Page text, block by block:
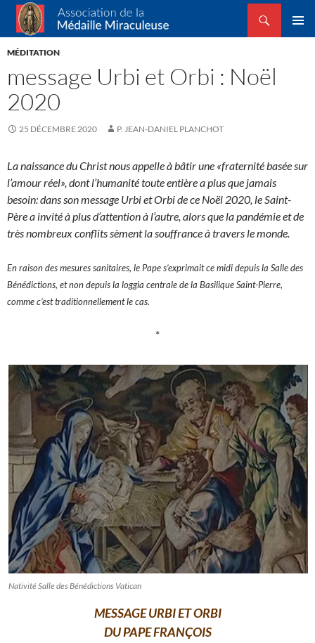
Association de la Médaille Miraculeuse
Recherche
ALLER
AU
MÉDITATION
message Urbi et Orbi : Noël
2020
25 DÉCEMBRE 2020 P. JEAN-DANIEL PLANCHOT
La naissance du Christ nous appelle à bâtir une «fraternité basée sur
l’amour réel», dont l’humanité toute entière a plus que jamais
besoin: dans son message Urbi et Orbi de ce Noël 2020, le Saint-
Père a invité à plus d’attention à l’autre, alors que la pandémie et de
très nombreux conflits sèment la souffrance à travers le monde.
En raison des mesures sanitaires, le Pape s’exprimait ce midi depuis la Salle des
Bénédictions, et non depuis la loggia centrale de la Basilique Saint-Pierre,
comme c’est traditionnellement le cas.
*
Nativité Salle des Bénédictions Vatican
MESSAGE URBI ET ORBI
DU PAPE FRANÇOIS